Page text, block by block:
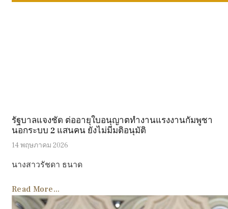
รัฐบาลแจงชัด ต่ออายุใบอนุญาตทำงานแรงงานกัมพูชา
นอกระบบ 2 แสนคน ยังไม่มีมติอนุมัติ
14 พฤษภาคม 2026
นางสาวรัชดา ธนาด
Read More...